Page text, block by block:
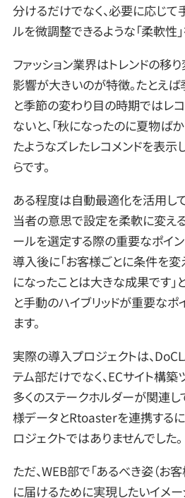
分けるだけでなく、必要に応じ
ルを微調整できるような「柔軟性
ファッション業界はトレンドの移
影響が大きいのが特徴。たとえ
と季節の変わり目の時期ではレ
ないと、「秋になったのに夏物ば
たようなズレたレコメンドを表示
らです。
ある程度は自動最適化を活用し
当者の意思で設定を柔軟に変え
ールを選定する際の重要なポイン
導入後に「お客様ごとに条件を
になったことは大きな成果です」
と手動のハイブリッドが重要なポ
ます。
実際の導入プロジェクトは、
テム部だけでなく、ECサイト構築
多くのステークホルダーが関連し
様データとRtoasterを連携するに
ロジェクトではありませんでした。
ただ、WEB部で「あるべき姿（
に届けるために実現したいイメー